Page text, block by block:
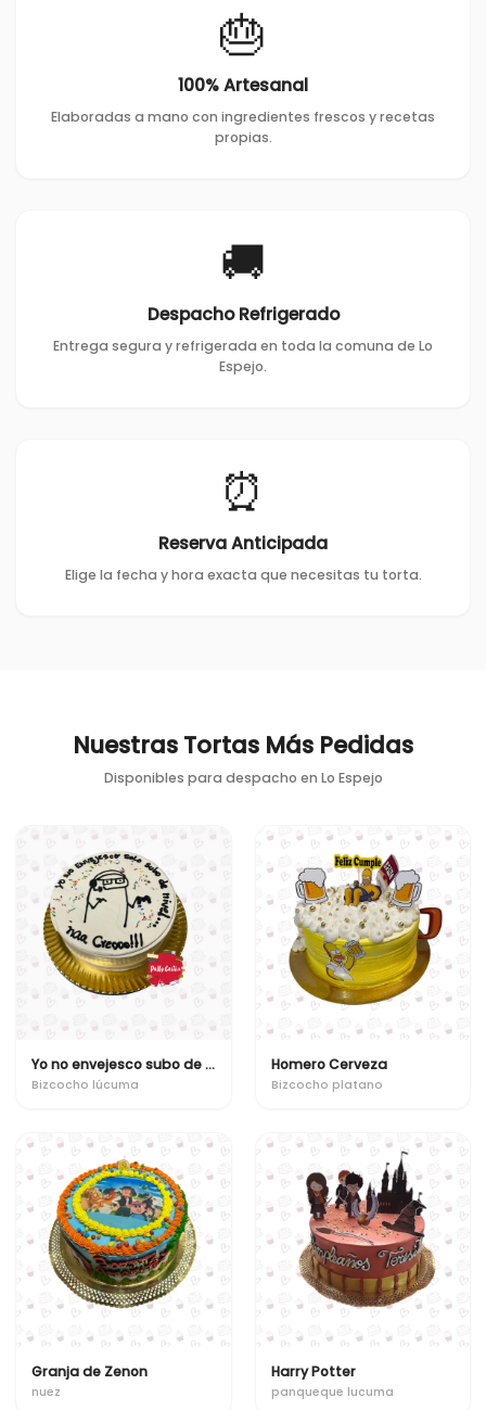
🎂
100% Artesanal
Elaboradas a mano con ingredientes frescos y recetas
propias.
🚚
Despacho Refrigerado
Entrega segura y refrigerada en toda la comuna de Lo
Espejo.
⏰
Reserva Anticipada
Elige la fecha y hora exacta que necesitas tu torta.
Nuestras Tortas Más Pedidas
Disponibles para despacho en Lo Espejo
Yo no envejesco subo de nivel
Bizcocho lúcuma
Homero Cerveza
Bizcocho platano
Granja de Zenon
nuez
Harry Potter
panqueque lucuma